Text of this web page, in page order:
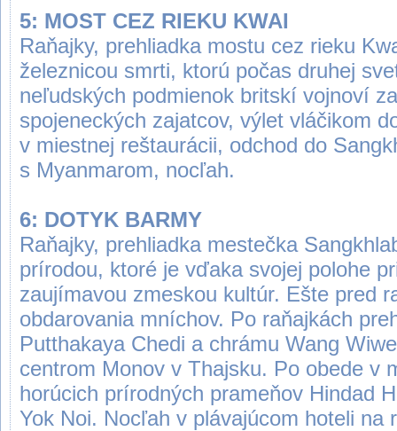
5: MOST CEZ RIEKU KWAI
Raňajky, prehliadka mostu cez rieku
železnicou smrti, ktorú počas druhej
neľudských podmienok britskí vojnoví
spojeneckých zajatcov, výlet vláčikom
v miestnej reštaurácii, odchod do
s Myanmarom, nocľah.
6: DOTYK BARMY
Raňajky, prehliadka mestečka
prírodou, ktoré je vďaka svojej polohe
zaujímavou zmeskou kultúr. Ešte pred
obdarovania mníchov. Po raňajkách
Putthakaya Chedi a chrámu Wang
centrom Monov v Thajsku. Po obede v
horúcich prírodných prameňov Hindad
Yok Noi. Nocľah v plávajúcom hoteli na